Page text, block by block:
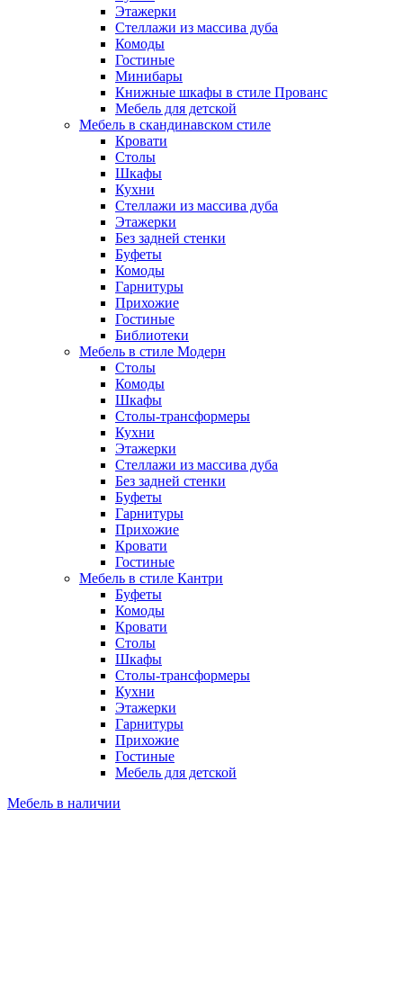
Этажерки
Стеллажи из массива дуба
Комоды
Гостиные
Минибары
Книжные шкафы в стиле Прованс
Мебель для детской
Мебель в скандинавском стиле
Кровати
Столы
Шкафы
Кухни
Стеллажи из массива дуба
Этажерки
Без задней стенки
Буфеты
Комоды
Гарнитуры
Прихожие
Гостиные
Библиотеки
Мебель в стиле Модерн
Столы
Комоды
Шкафы
Столы-трансформеры
Кухни
Этажерки
Стеллажи из массива дуба
Без задней стенки
Буфеты
Гарнитуры
Прихожие
Кровати
Гостиные
Мебель в стиле Кантри
Буфеты
Комоды
Кровати
Столы
Шкафы
Столы-трансформеры
Кухни
Этажерки
Гарнитуры
Прихожие
Гостиные
Мебель для детской
Мебель в наличии